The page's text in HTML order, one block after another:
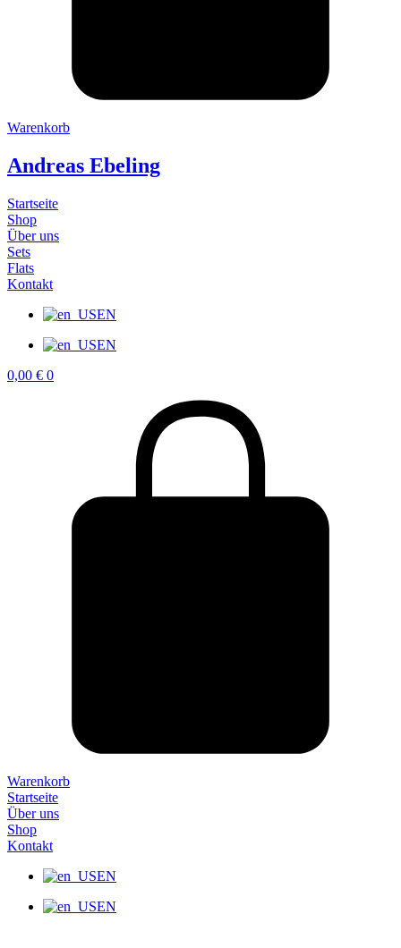
Warenkorb
Andreas Ebeling
Startseite
Shop
Über uns
Sets
Flats
Kontakt
EN
EN
0,00 € 0
Warenkorb
Startseite
Über uns
Shop
Kontakt
EN
EN